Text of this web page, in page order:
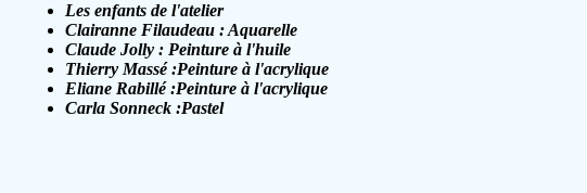
Les enfants de l'atelier
Clairanne Filaudeau : Aquarelle
Claude Jolly : Peinture à l'huile
Thierry Massé :Peinture à l'acrylique
Eliane Rabillé :Peinture à l'acrylique
Carla Sonneck :Pastel